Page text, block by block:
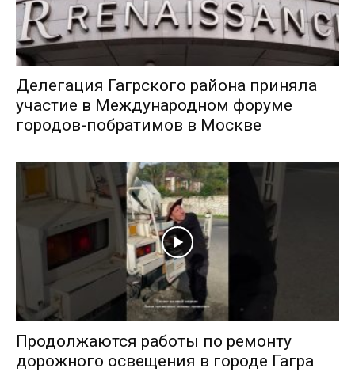
Делегация Гагрского района приняла
участие в Международном форуме
городов-побратимов в Москве
Продолжаются работы по ремонту
дорожного освещения в городе Гагра